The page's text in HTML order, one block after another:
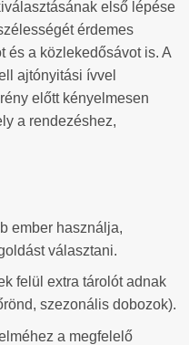
első lépése
érdemes
és a közlekedősávot is. A
ajtónyitási ívvel
előtt kényelmesen
a rendezéshez,
ember használja,
választani.
felül extra tárolót adnak
szezonális dobozok).
a megfelelő